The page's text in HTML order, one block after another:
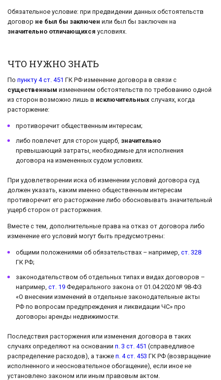
Обязательное условие: при предвидении данных обстоятельств
договор не был бы заключен или был бы заключен на
значительно отличающихся условиях.
ЧТО НУЖНО ЗНАТЬ
По пункту 4 ст. 451 ГК РФ изменение договора в связи с
существенным изменением обстоятельств по требованию одной
из сторон возможно лишь в исключительных случаях, когда
расторжение:
противоречит общественным интересам;
либо повлечет для сторон ущерб, значительно
превышающий затраты, необходимые для исполнения
договора на измененных судом условиях.
При удовлетворении иска об изменении условий договора суд
должен указать, каким именно общественным интересам
противоречит его расторжение либо обосновывать значительный
ущерб сторон от расторжения.
Вместе с тем, дополнительные права на отказ от договора либо
изменение его условий могут быть предусмотрены:
общими положениями об обязательствах – например, ст. 328
ГК РФ;
законодательством об отдельных типах и видах договоров –
например, ст. 19 Федерального закона от 01.04.2020 № 98-ФЗ
«О внесении изменений в отдельные законодательные акты
РФ по вопросам предупреждения и ликвидации ЧС» про
договоры аренды недвижимости.
Последствия расторжения или изменения договора в таких
случаях определяют на основании п. 3 ст. 451 (справедливое
распределение расходов), а также п. 4 ст. 453 ГК РФ (возвращение
исполненного и неосновательное обогащение), если иное не
установлено законом или иным правовым актом.